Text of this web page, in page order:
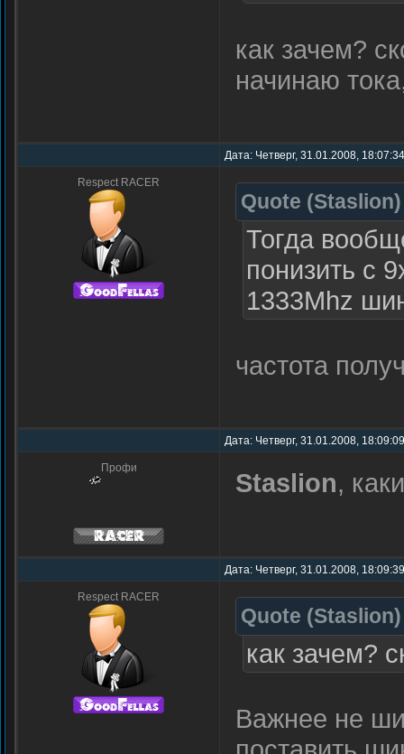
как зачем?
начинаю
Дата: Четверг, 31.01.2008,
Respect RACER
Quote (Staslion)
Тогда
понизить с
1333Mhz
частота
Дата: Четверг, 31.01.2008,
Профи Staslion,
Дата: Четверг, 31.01.2008,
Respect RACER
Quote (Staslion)
как зачем?
Важнее не